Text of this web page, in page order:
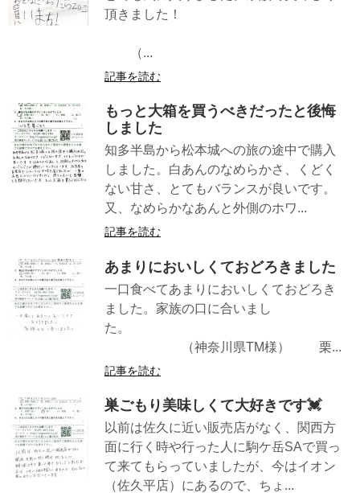
頂きました！
（...
記事を読む
もっと大箱を買うべきだったと後悔
しました
知多半島から松本城への旅の途中で購入
しました。白あんのなめらかさ、くどく
ない甘さ、とてもバランスが良いです。
又、なめらかなあんと外側のホワ...
記事を読む
あまりにおいしくておどろきました
一口食べてあまりにおいしくておどろき
ました。家族の口に合いまし
た。
（神奈川県TM様） 栗...
記事を読む
巣ごもり美味しくて大好きです💓
以前は佐久に近い販売店がなく、関西方
面に行く時や行った人に駒ケ岳SAで買っ
て来てもらっていましたが、今はイオン
（佐久平店）にあるので、ちょ...